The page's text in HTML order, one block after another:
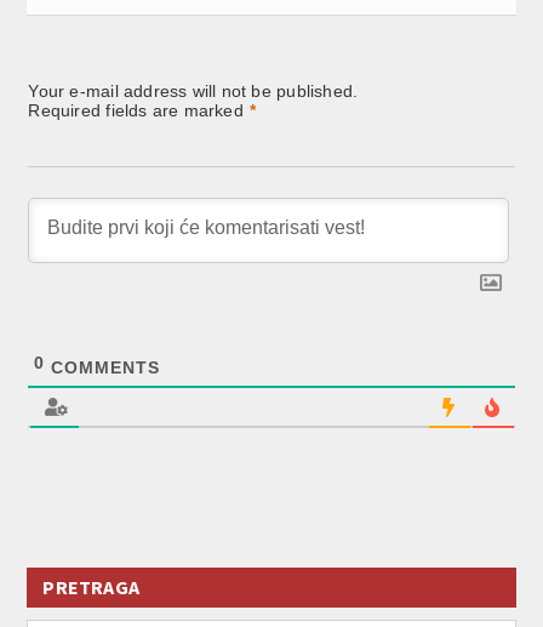
Your e-mail address will not be published.
Required fields are marked *
0 COMMENTS
PRETRAGA